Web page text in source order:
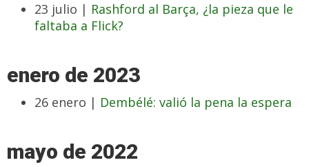
23 julio | Rashford al Barça, ¿la pieza que le
faltaba a Flick?
enero de 2023
26 enero | Dembélé: valió la pena la espera
mayo de 2022